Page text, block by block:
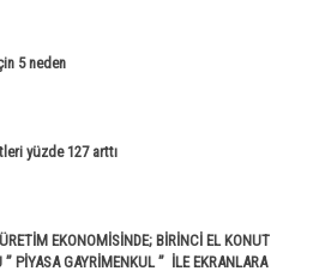
5 neden
yüzde 127 arttı
EKONOMİSİNDE; BİRİNCİ EL KONUT
PİYASA GAYRİMENKUL ” İLE EKRANLARA